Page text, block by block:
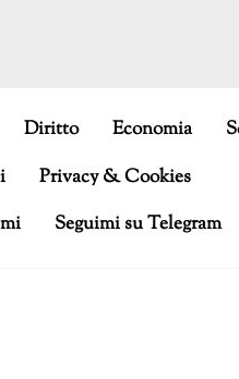
Diritto Economia
Privacy & Cookies
Seguimi su Telegram